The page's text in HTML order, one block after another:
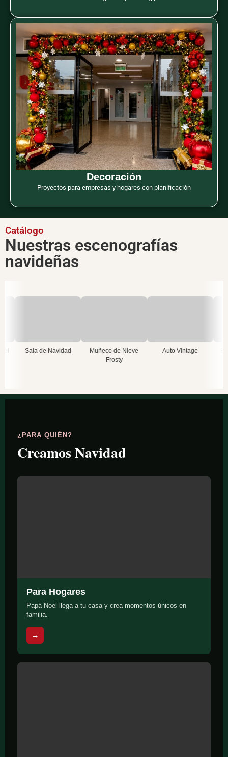
Decoración
Proyectos para empresas y hogares con planificación
Catálogo
Nuestras escenografías
navideñas
de Navidad
Muñeco de Nieve
Auto Vintage Bastones
¿PARA QUIÉN?
Creamos Navidad
Para Hogares
Papá Noel llega a tu casa y crea momentos únicos en
familia.
→